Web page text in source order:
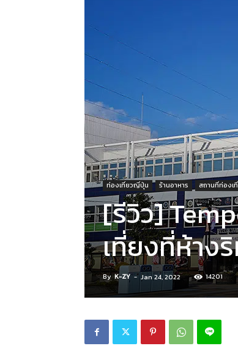
ท่องเที่ยวญี่ปุ่น ร้านอาหาร สถานที่ท่องเ
[รีวิว]
เที่ยงที่ห้าง
By K-ZY- Jan 24, 2022 14201